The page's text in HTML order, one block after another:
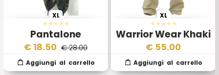
Pantalone
Woodland Ripstop
Stonewashed
XL
€ 18.50 € 28.00
Warrior Wear Khaki
XL
€ 55.00